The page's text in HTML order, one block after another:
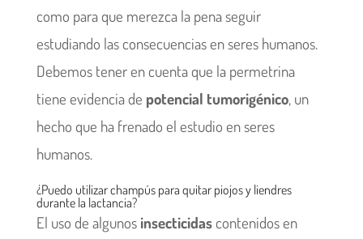
como para que merezca la pena seguir
estudiando las consecuencias en seres humanos.
Debemos tener en cuenta que la permetrina
tiene evidencia de potencial tumorigénico, un
hecho que ha frenado el estudio en seres
humanos.
¿Puedo utilizar champús para quitar piojos y liendres
durante la lactancia?
El uso de algunos insecticidascontenidos en